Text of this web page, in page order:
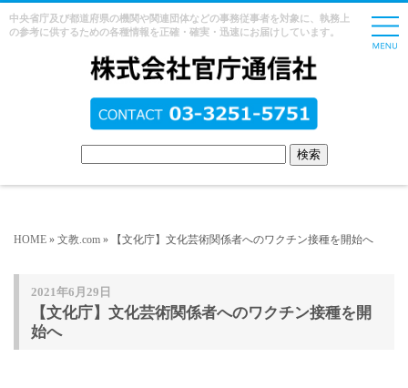
中央省庁及び都道府県の機関や関連団体などの事務従事者を対象に、執務上
の参考に供するための各種情報を正確・確実・迅速にお届けしています。
HOME » 文教.com » 【文化庁】文化芸術関係者へのワクチン接種を開始へ
2021年6月29日
【文化庁】文化芸術関係者へのワクチン接種を開
始へ